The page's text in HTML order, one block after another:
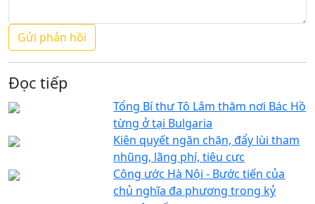
Đọc tiếp
Tổng Bí thư Tô Lâm thăm nơi Bác Hồ
từng ở tại Bulgaria
Kiên quyết ngăn chặn, đẩy lùi tham
nhũng, lãng phí, tiêu cực
Công ước Hà Nội - Bước tiến của
chủ nghĩa đa phương trong kỷ